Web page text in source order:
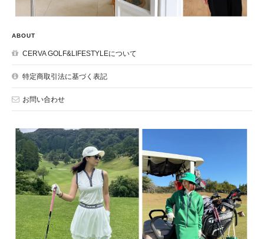
ABOUT
CERVA GOLF&LIFESTYLEについて
特定商取引法に基づく表記
お問い合わせ